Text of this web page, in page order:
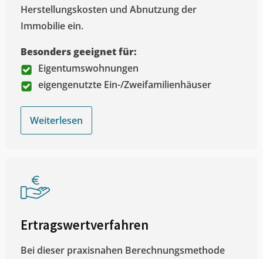
Herstellungskosten und Abnutzung der
Immobilie ein.
Besonders geeignet für:
Eigentumswohnungen
eigengenutzte Ein-/Zweifamilienhäuser
Weiterlesen
Ertragswertverfahren
Bei dieser praxisnahen Berechnungsmethode